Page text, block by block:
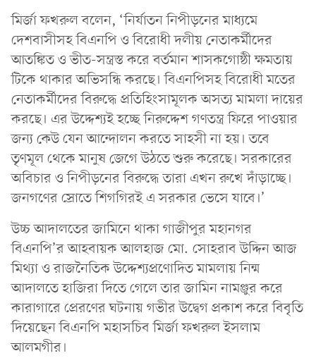
মির্জা ফখরুল বলেন, ‘নির্যাতন নিপীড়নের মাধ্যমে
দেশবাসীসহ বিএনপি ও বিরোধী দলীয় নেতাকর্মীদের
আতঙ্কিত ও ভীত-সন্ত্রস্ত করে বর্তমান শাসকগোষ্ঠী ক্ষমতায়
টিকে থাকার অভিসন্ধি করছে। বিএনপিসহ বিরোধী মতের
নেতাকর্মীদের বিরুদ্ধে প্রতিহিংসামূলক অসত্য মামলা দায়ের
করছে। এর উদ্দেশ্যই হচ্ছে নিরুদ্দেশ গণতন্ত্র ফিরে পাওয়ার
জন্য কেউ যেন আন্দোলন করতে সাহসী না হয়। তবে
তৃণমূল থেকে মানুষ জেগে উঠতে শুরু করেছে। সরকারের
অবিচার ও নিপীড়নের বিরুদ্ধে তারা এখন রুখে দাঁড়াচ্ছে।
জনগণের স্রোতে শিগগিরই এ সরকার ভেসে যাবে।’
উচ্চ আদালতের জামিনে থাকা গাজীপুর মহানগর
বিএনপি’র আহবায়ক আলহাজ মো. সোহরাব উদ্দিন আজ
মিথ্যা ও রাজনৈতিক উদ্দেশ্যপ্রণোদিত মামলায় নিন্ম
আদালতে হাজিরা দিতে গেলে তার জামিন নামঞ্জুর করে
কারাগারে প্রেরণের ঘটনায় গভীর উদ্বেগ প্রকাশ করে বিবৃতি
দিয়েছেন বিএনপি মহাসচিব মির্জা ফখরুল ইসলাম
আলমগীর।